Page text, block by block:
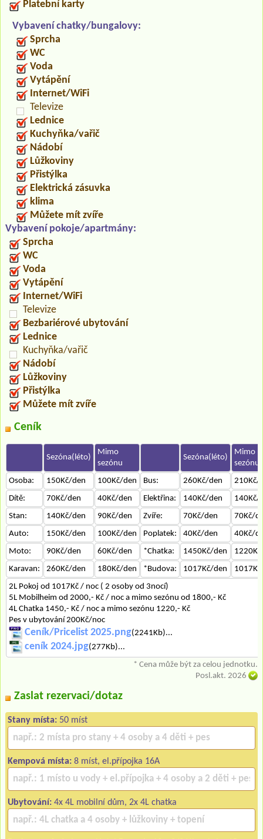
Platební karty
Vybavení chatky/bungalovy:
Sprcha
WC
Voda
Vytápění
Internet/WiFi
Televize
Lednice
Kuchyňka/vařič
Nádobí
Lůžkoviny
Přistýlka
Elektrická zásuvka
klima
Můžete mít zvíře
Vybavení pokoje/apartmány:
Sprcha
WC
Voda
Vytápění
Internet/WiFi
Televize
Bezbariérové ubytování
Lednice
Kuchyňka/vařič
Nádobí
Lůžkoviny
Přistýlka
Můžete mít zvíře
Ceník
Sezóna(léto)
Mimo
sezónu
Sezóna(léto)
Mimo
sezónu
Osoba:
150Kč/den 100Kč/den Bus: 260Kč/den
210Kč/
Dítě:
70Kč/den 40Kč/den Elektřina: 140Kč/den
140Kč/
Stan:
140Kč/den 90Kč/den Zvíře: 70Kč/den
70Kč/
Auto:
150Kč/den 100Kč/den Poplatek: 40Kč/den
40Kč/
Moto:
90Kč/den 60Kč/den *Chatka: 1450Kč/den
Karavan:
260Kč/den 180Kč/den *Budova: 1017Kč/den
2L Pokoj od 1017Kč / noc ( 2 osoby od 3nocí)
5L Mobilheim od 2000,- Kč / noc a mimo sezónu od 1800,- Kč
4L Chatka 1450,- Kč / noc a mimo sezónu 1220,- Kč
Pes v ubytování 200Kč/noc
Ceník/Pricelist 2025.png(2241Kb)...
ceník 2024.jpg(277Kb)...
* Cena může být za celou jednotku.
Posl.akt. 2026
Zaslat rezervaci/dotaz
Stany místa: 50 míst
Kempová místa: 8 míst, el.přípojka 16A
Ubytování: 4x 4L mobilní dům, 2x 4L chatka